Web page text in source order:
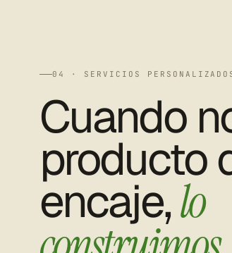
04 · SERVICIOS
Cuando
producto
encaje,lo